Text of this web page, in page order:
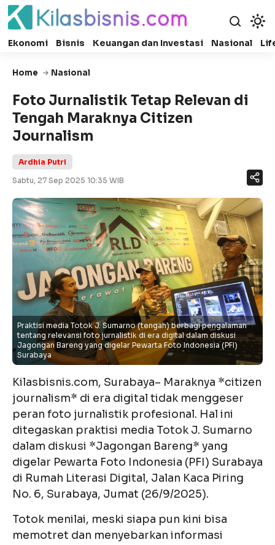
Ekonomi Bisnis Keuangan dan Investasi Nasional
Home Nasional
Foto Jurnalistik Tetap Relevan di
Tengah Maraknya Citizen
Journalism
Ardhia Putri
Sabtu, 27 Sep 2025 10:35 WIB
Praktisi media Totok J. Sumarno (tengah) berbagi pengalaman
tentang relevansi foto jurnalistik di era digital dalam diskusi
Jagongan Bareng yang digelar Pewarta Foto Indonesia (PFI)
Surabaya
Kilasbisnis.com, Surabaya– Maraknya *citizen
journalism* di era digital tidak menggeser
peran foto jurnalistik profesional. Hal ini
ditegaskan praktisi media Totok J. Sumarno
dalam diskusi *Jagongan Bareng* yang
digelar Pewarta Foto Indonesia (PFI) Surabaya
di Rumah Literasi Digital, Jalan Kaca Piring
No. 6, Surabaya, Jumat (26/9/2025).
Totok menilai, meski siapa pun kini bisa
memotret dan menyebarkan informasi